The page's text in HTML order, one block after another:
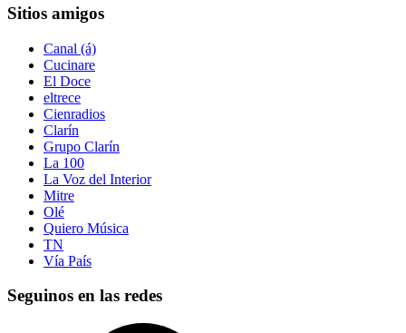
Sitios amigos
Canal (á)
Cucinare
El Doce
eltrece
Cienradios
Clarín
Grupo Clarín
La 100
La Voz del Interior
Mitre
Olé
Quiero Música
TN
Vía País
Seguinos en las redes